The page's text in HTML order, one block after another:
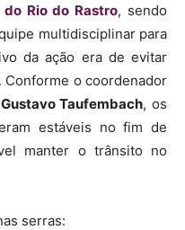
Rio do Rastro, sendo
multidisciplinar para
da ação era de evitar
o coordenador
Gustavo Taufembach, os
estáveis no fim de
manter o trânsito no
serras: